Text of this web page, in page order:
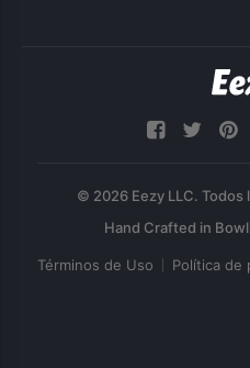
© 2026 Eezy LLC.
Términos de Uso Política de